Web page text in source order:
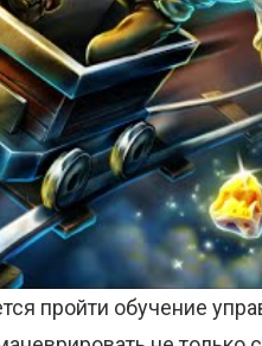
пройти обучение